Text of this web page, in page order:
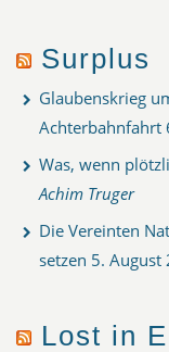
Surplus
Glaubenskrieg
Achterbahnfahrt
Was, wenn
Achim Truger
Die Vereinten
setzen 5. August
Lost in